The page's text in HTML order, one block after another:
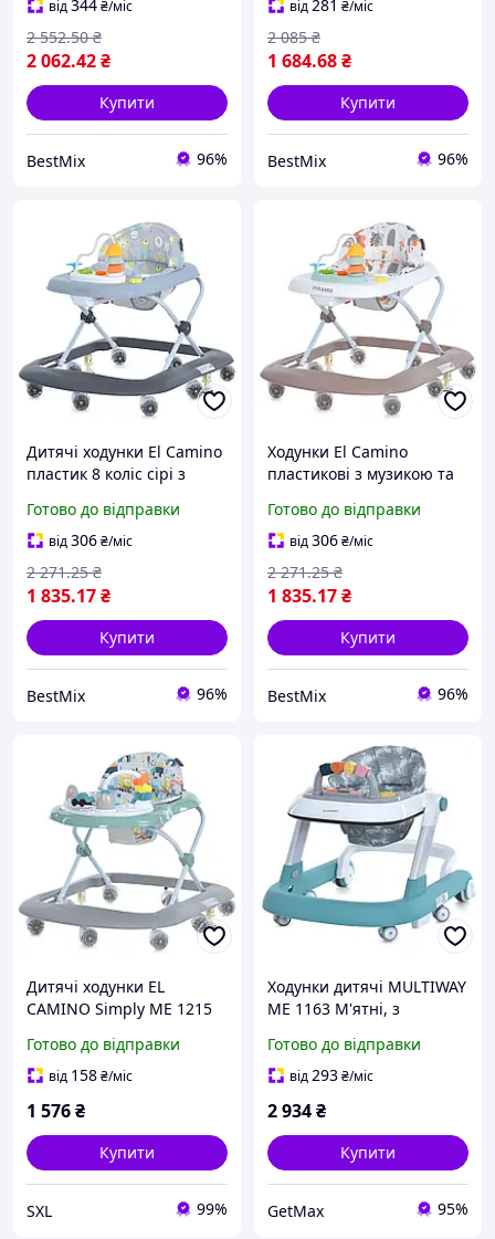
від344₴/міс
2 062.42₴
2 552.50 ₴
Купити
BestMix 96%
від281 ₴/міс
1 684.68₴
2 085 ₴
Купити
BestMix 96%
Дитячі ходунки El Camino
пластик 8 коліс сірі з
безпеки
Готово до відправки
від306₴/міс
1 835.17₴
2 271.25 ₴
Купити
BestMix 96%
Ходунки El Camino
пластикові з музикою та
коричневі
Готово до відправки
від306₴/міс
1 835.17₴
2 271.25 ₴
Купити
BestMix 96%
Дитячі ходунки EL
CAMINO Simply ME 1215
пластикові 8 коліс для
перших кроків малюка
Готово до відправки
від 158₴/міс
1 576₴
Купити
SXL 99%
Ходунки дитячі MULTIWAY
ME 1163 М'ятні, з
музикою, світлом, 6
колесами та стопорами
Готово до відправки
від293₴/міс
2 934₴
Купити
GetMax 95%